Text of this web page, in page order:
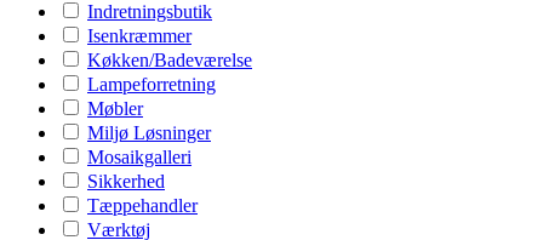
Indretningsbutik
Isenkræmmer
Køkken/Badeværelse
Lampeforretning
Møbler
Miljø Løsninger
Mosaikgalleri
Sikkerhed
Tæppehandler
Værktøj